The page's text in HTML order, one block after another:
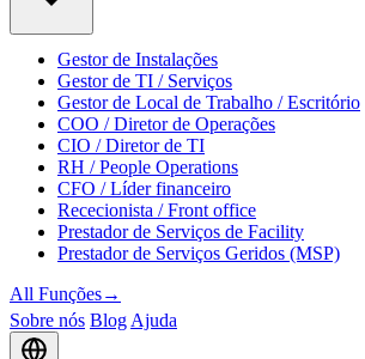
Gestor de Instalações
Gestor de TI / Serviços
Gestor de Local de Trabalho / Escritório
COO / Diretor de Operações
CIO / Diretor de TI
RH / People Operations
CFO / Líder financeiro
Rececionista / Front office
Prestador de Serviços de Facility
Prestador de Serviços Geridos (MSP)
All Funções→
Sobre nós Blog Ajuda